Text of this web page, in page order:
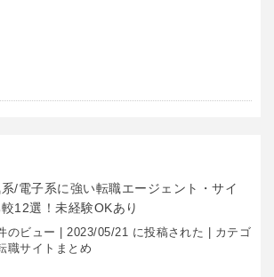
/電子系に強い転職エージェント・サイ
較12選！未経験OKあり
のビュー |2023/05/21 に投稿された
カテゴ
職サイトまとめ